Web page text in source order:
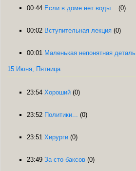
00:44 Если в доме нет воды... (0)
00:02 Вступительная лекция (0)
00:01 Маленькая непонятная деталь
15 Июня, Пятница
23:54 Хороший (0)
23:52 Политики... (0)
23:51 Хирурги (0)
23:49 За сто баксов (0)